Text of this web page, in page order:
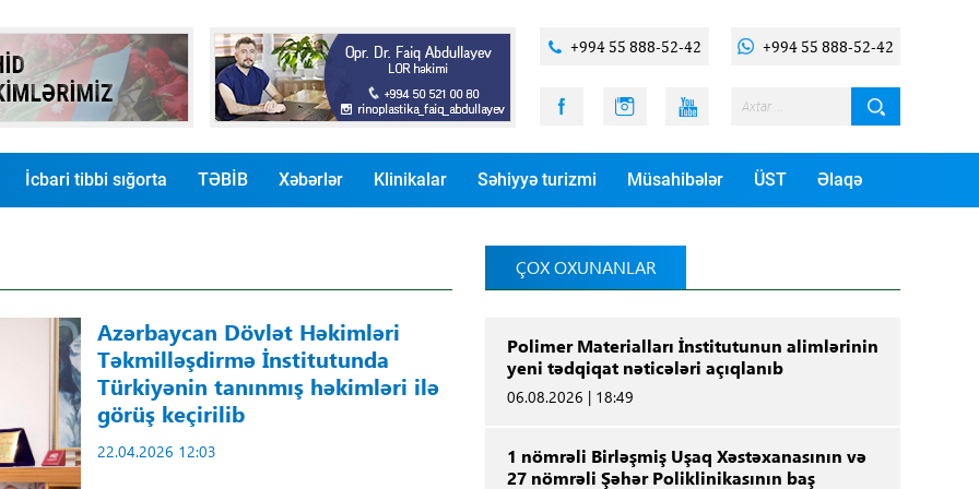
+994 55 888-52-42 +994 55 888-52-42
İcbari tibbi sığorta TƏBİB Xəbərlər Klinikalar Səhiyyə turizmi Müsahibələr ÜST Əlaqə
Azərbaycan Dövlət Həkimləri
Təkmilləşdirmə İnstitutunda
Türkiyənin tanınmış həkimləri ilə
görüş keçirilib
22.04.2026 12:03
ÇOX OXUNANLAR
Polimer Materialları İnstitutunun alimlərinin
yeni tədqiqat nəticələri açıqlanıb
06.08.2026 | 18:49
1 nömrəli Birləşmiş Uşaq Xəstəxanasının və
27 nömrəli Şəhər Poliklinikasının baş